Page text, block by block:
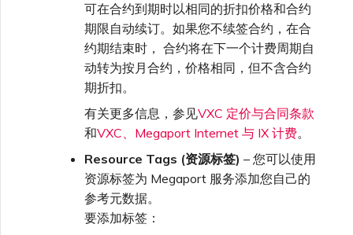
可在合约到期时以相同的折扣价格和合约
期限自动续订。如果您不续签合约，在合
约期结束时， 合约将在下一个计费周期自
动转为按月合约，价格相同，但不含合约
期折扣。
有关更多信息，参见VXC 定价与合同条款
和VXC、Megaport Internet 与 IX 计费。
Resource Tags (资源标签) – 您可以使用
资源标签为 Megaport 服务添加您自己的
参考元数据。
要添加标签：